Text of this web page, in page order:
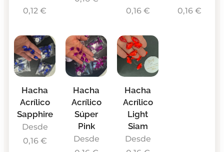
0,12 €
0,16€
0,16€
Hacha
Acrílico
Sapphire
Desde
0,16€
Hacha
Acrílico
Súper
Pink
Desde
Hacha
Acrílico
Light
Siam
Desde